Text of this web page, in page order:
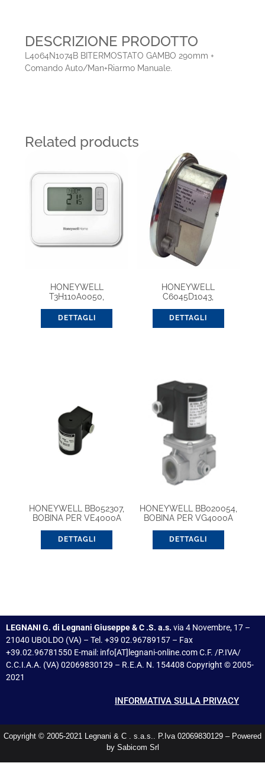
DESCRIZIONE PRODOTTO
L4064N1074B BITERMOSTATO GAMBO 290mm +
Comando Auto/Man+Riarmo Manuale.
Related products
HONEYWELL
T3H110A0050,
PROGRAMMABILE
DETTAGLI
HONEYWELL
C6045D1043,
ARIA/GAS
DETTAGLI
HONEYWELL BB052307,
BOBINA PER VE4000A
DETTAGLI
HONEYWELL BB020054,
BOBINA PER VG4000A
DETTAGLI
LEGNANI G. di Legnani Giuseppe & C .S. a.s. via 4 Novembre, 17 –
21040 UBOLDO (VA) – Tel. +39 02.96789157 – Fax
+39.02.96781550 E-mail: info[AT]legnani-online.com C.F. /P.IVA/
C.C.I.A.A. (VA) 02069830129 – R.E.A. N. 154408 Copyright © 2005-
2021
INFORMATIVA SULLA PRIVACY
Copyright © 2005-2021 Legnani & C . s.a.s.. P.Iva 02069830129 – Powered
by Sabicom Srl